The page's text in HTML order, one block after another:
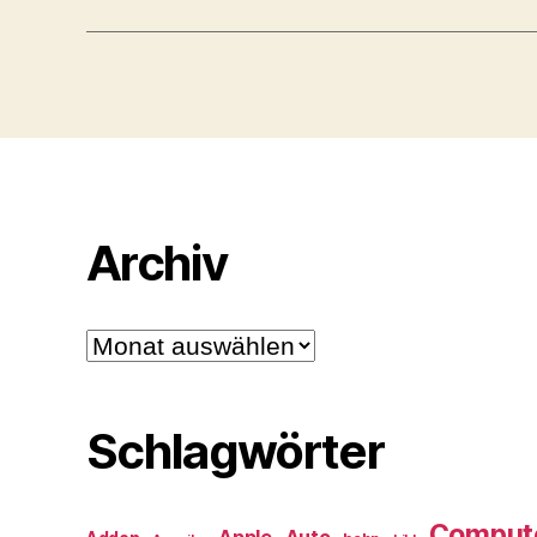
Archiv
Archiv
Schlagwörter